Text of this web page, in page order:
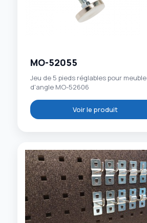
MO-52055
Jeu de 5 pieds réglables pour meuble
d'angle MO-52606
Voir le produit